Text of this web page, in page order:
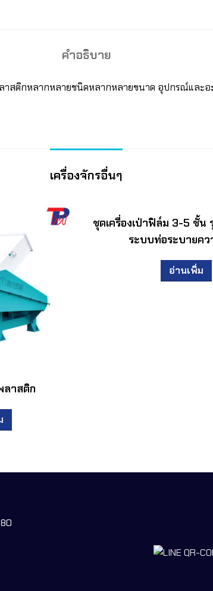
คำอธิบาย
าสติกหลากหลายชนิดหลากหลายขนาด อุปกรณ์และ
เครื่องจักรอื่นๆ
ลาสติก
ชุดเครื่องเป่าฟิล์ม 3-5 ชั้น
ระบบท่อระบายคว
อ่านเพิ่ม